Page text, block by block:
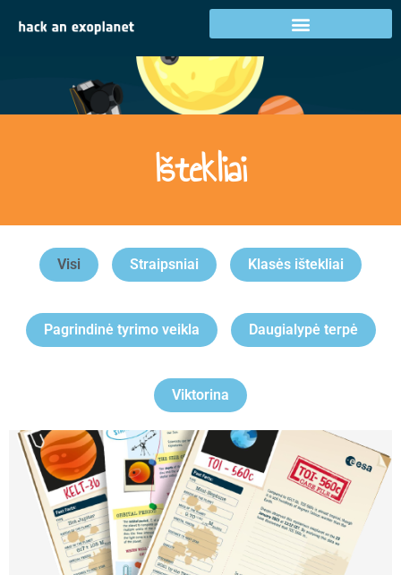
Ištekliai
Visi Straipsniai Klasės ištekliai
Pagrindinė tyrimo veikla Daugialypė terpė
Viktorina